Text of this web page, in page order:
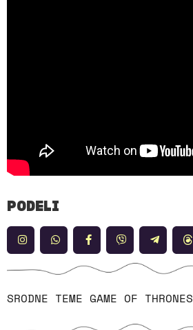
PODELI
SRODNE TEME GAME OF THRONES